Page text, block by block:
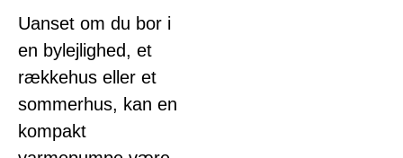
Uanset om du bor i
en bylejlighed, et
rækkehus eller et
sommerhus, kan en
kompakt